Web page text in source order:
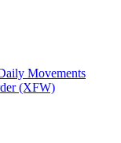
Movements
(XFW)